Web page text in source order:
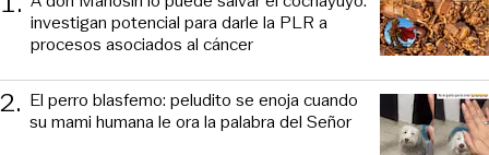
investigan potencial para darle la PLR a
procesos asociados al cáncer
2. El perro blasfemo: peludito se enoja cuando
su mami humana le ora la palabra del Señor